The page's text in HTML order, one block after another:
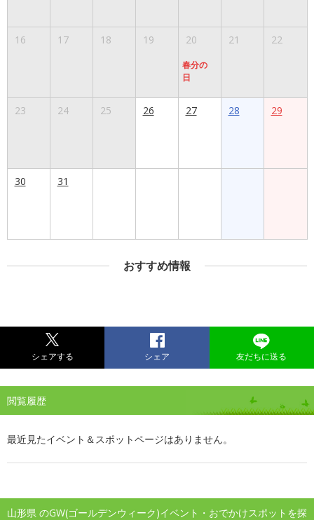
16 17 18 19 20
春分の
日
21 22
23 24 25 26 27 28 29
30 31
おすすめ情報
シェアする シェア 友だちに送る
閲覧履歴
最近見たイベント＆スポットページはありません。
山形県 のGW(ゴールデンウィーク)イベント・おでかけスポットを探